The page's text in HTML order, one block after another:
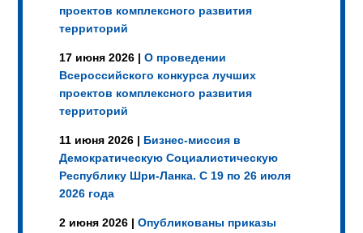
проектов комплексного развития
территорий
17 июня 2026 |О проведении
Всероссийского конкурса лучших
проектов комплексного развития
территорий
11 июня 2026 | Бизнес-миссия в
Демократическую Социалистическую
Республику Шри-Ланка. С 19 по 26 июля
2026 года
2 июня 2026 |Опубликованы приказы